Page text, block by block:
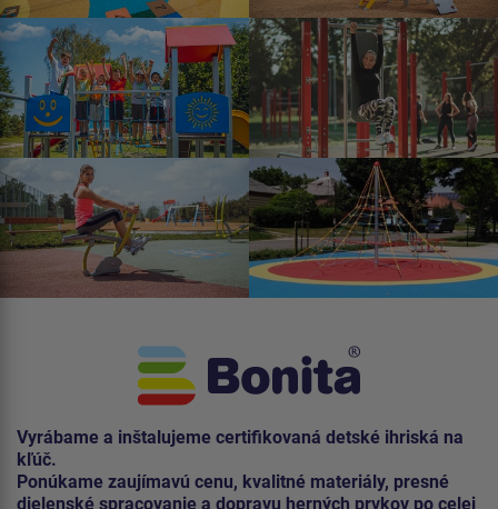
Vyrábame a inštalujeme certifikovaná detské ihriská na
kľúč.
Ponúkame zaujímavú cenu, kvalitné materiály, presné
dielenské spracovanie a dopravu herných prvkov po celej